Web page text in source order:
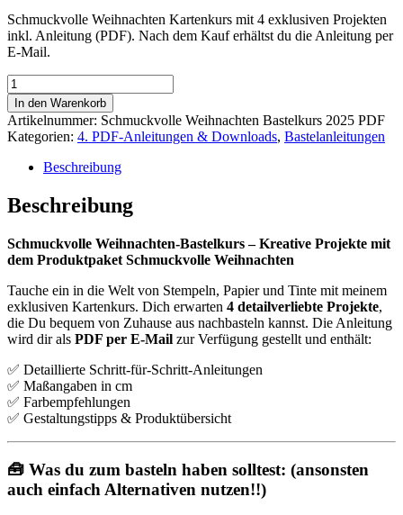
Schmuckvolle Weihnachten Kartenkurs mit 4 exklusiven Projekten
inkl. Anleitung (PDF). Nach dem Kauf erhältst du die Anleitung per
E-Mail.
Schmuckvolle
Weihnachten
Bastelkurs
Bastelanleitung
PDF
Menge
In den Warenkorb
Artikelnummer: Schmuckvolle Weihnachten Bastelkurs 2025 PDF
Kategorien: 4. PDF-Anleitungen & Downloads, Bastelanleitungen
Beschreibung
Beschreibung
Schmuckvolle Weihnachten-Bastelkurs – Kreative Projekte mit
dem Produktpaket Schmuckvolle Weihnachten
Tauche ein in die Welt von Stempeln, Papier und Tinte mit meinem
exklusiven Kartenkurs. Dich erwarten 4 detailverliebte Projekte,
die Du bequem von Zuhause aus nachbasteln kannst. Die Anleitung
wird dir als PDF per E-Mail zur Verfügung gestellt und enthält:
✅ Detaillierte Schritt-für-Schritt-Anleitungen
✅ Maßangaben in cm
✅ Farbempfehlungen
✅ Gestaltungstipps & Produktübersicht
🧰 Was du zum basteln haben solltest: (ansonsten
auch einfach Alternativen nutzen!!)